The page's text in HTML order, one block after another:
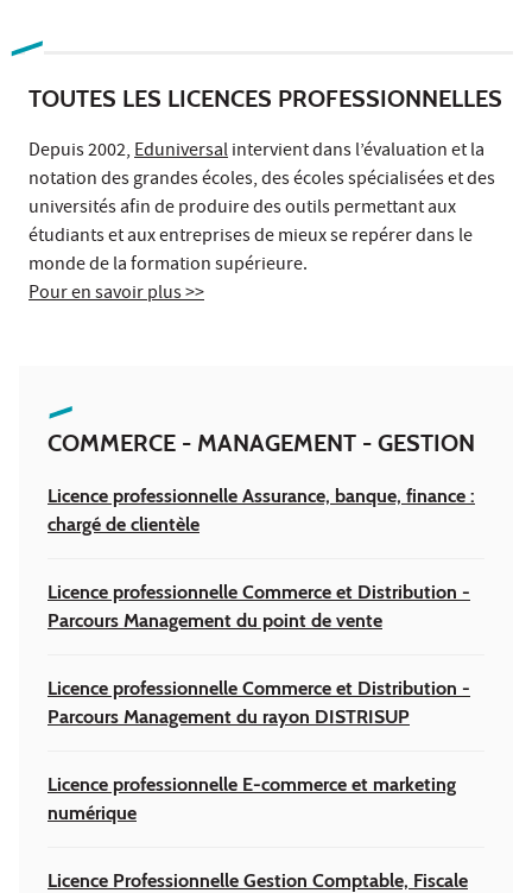
TOUTES LES LICENCES PROFESSIONNELLES
Depuis 2002,Eduniversalintervient dans l’évaluation et la
notation des grandes écoles, des écoles spécialisées et des
universités afin de produire des outils permettant aux
étudiants et aux entreprises de mieux se repérer dans le
monde de la formation supérieure.
Pour en savoir plus >>
COMMERCE - MANAGEMENT - GESTION
Licence professionnelle Assurance, banque, finance :
chargé de clientèle
Licence professionnelle Commerce et Distribution -
Parcours Management du point de vente
Licence professionnelle Commerce et Distribution -
Parcours Management du rayon DISTRISUP
Licence professionnelle E-commerce et marketing
numérique
Licence Professionnelle Gestion Comptable, Fiscale